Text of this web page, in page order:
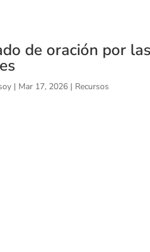
de oración por
| Mar 17, 2026 | Recursos